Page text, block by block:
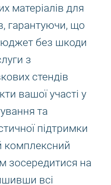
матеріалів для
гарантуючи, що
без шкоди
з
стендів
вашої участі у
та
підтримки
комплексний
зосередитися на
всі